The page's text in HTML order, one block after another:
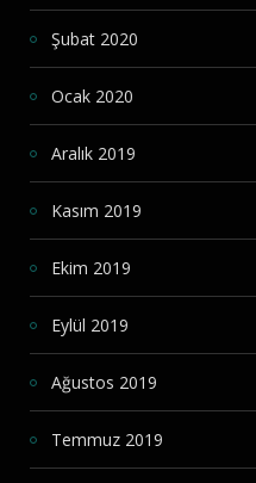
Şubat 2020
Ocak 2020
Aralık 2019
Kasım 2019
Ekim 2019
Eylül 2019
Ağustos 2019
Temmuz 2019